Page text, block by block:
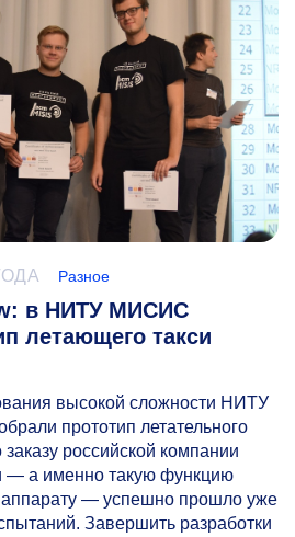
Разное
в НИТУ МИСИС
летающего такси
высокой сложности НИТУ
прототип летательного
российской компании
— а именно такую функцию
аппарату — успешно прошло уже
Завершить разработки